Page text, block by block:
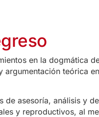
en la dogmática
argumentación teórica
de asesoría, análisis y
y reproductivos, al